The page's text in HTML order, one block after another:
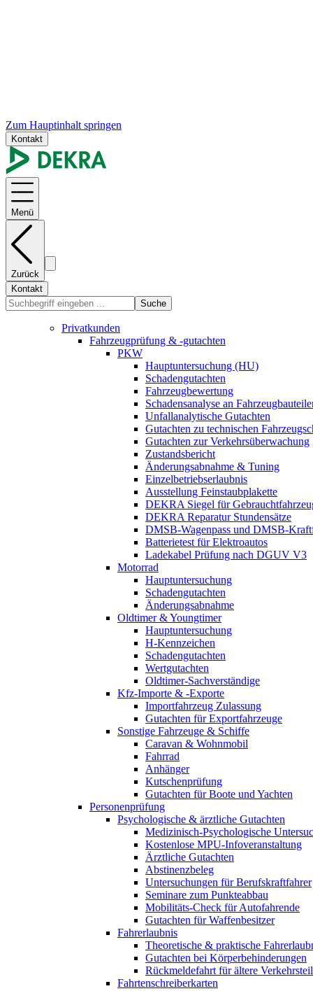
Zum Hauptinhalt springen
Kontakt
Menü
Zurück
Kontakt
Suche
Privatkunden
Fahrzeugprüfung & -gutachten
PKW
Hauptuntersuchung (HU)
Schadengutachten
Fahrzeugbewertung
Schadensanalyse an
Unfallanalytische Gutachten
Gutachten zu technischen
Gutachten zur Verkehrsüberwachung
Zustandsbericht
Änderungsabnahme & Tuning
Einzelbetriebserlaubnis
Ausstellung Feinstaubplakette
DEKRA Siegel für
DEKRA Reparatur Stundensätze
DMSB-Wagenpass und DMSB-
Batterietest für Elektroautos
Ladekabel Prüfung nach DGUV V3
Motorrad
Hauptuntersuchung
Schadengutachten
Änderungsabnahme
Oldtimer & Youngtimer
Hauptuntersuchung
H-Kennzeichen
Schadengutachten
Wertgutachten
Oldtimer-Sachverständige
Kfz-Importe & -Exporte
Importfahrzeug Zulassung
Gutachten für Exportfahrzeuge
Sonstige Fahrzeuge & Schiffe
Caravan & Wohnmobil
Fahrrad
Anhänger
Kutschenprüfung
Gutachten für Boote und Yachten
Personenprüfung
Psychologische & ärztliche Gutachten
Medizinisch-Psychologische
Kostenlose MPU-Infoveranstaltung
Ärztliche Gutachten
Abstinenzbeleg
Untersuchungen für Berufskraftfahrer
Seminare zum Punkteabbau
Mobilitäts-Check für Autofahrende
Gutachten für Waffenbesitzer
Fahrerlaubnis
Theoretische & praktische
Gutachten bei Körperbehinderungen
Rückmeldefahrt für ältere
Fahrtenschreiberkarten